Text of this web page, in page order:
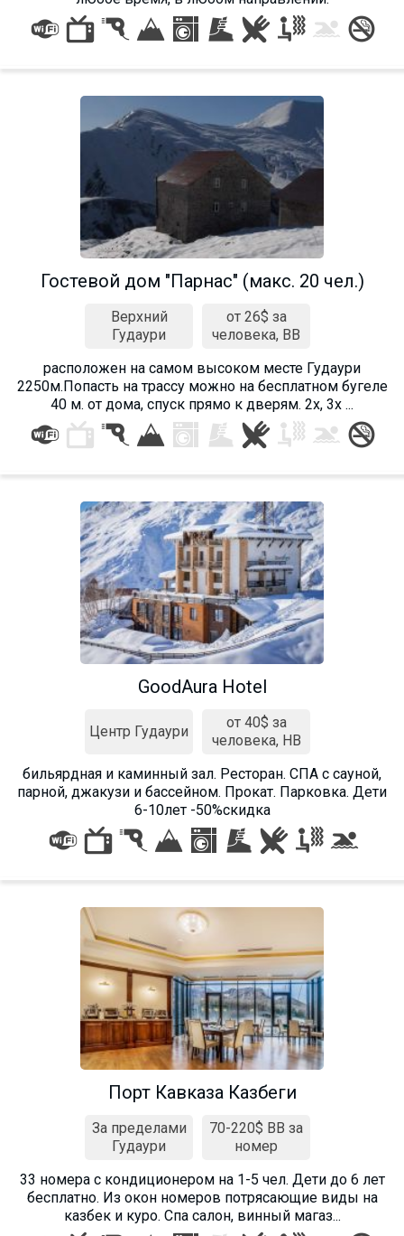
Гостевой дом "Парнас" (макс. 20 чел.)
Верхний
Гудаури
от 26$ за
человека, BB
расположен на самом высоком месте Гудаури
2250м.Попасть на трассу можно на бесплатном бугеле
40 м. от дома, спуск прямо к дверям. 2х, 3х ...
GoodAura Hotel
Центр Гудаури
от 40$ за
человека, HB
бильярдная и каминный зал. Ресторан. СПА с сауной,
парной, джакузи и бассейном. Прокат. Парковка. Дети
6-10лет -50%скидка
Порт Кавказа Казбеги
За пределами
Гудаури
70-220$ BB за
номер
33 номера с кондиционером на 1-5 чел. Дети до 6 лет
бесплатно. Из окон номеров потрясающие виды на
казбек и куро. Спа салон, винный магаз...